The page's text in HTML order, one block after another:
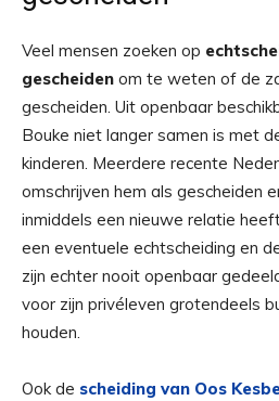
Veel mensen zoeken op
gescheiden om te weten of de
gescheiden. Uit openbaar
Bouke niet langer samen is met
kinderen. Meerdere recente
omschrijven hem als gescheiden
inmiddels een nieuwe relatie
een eventuele echtscheiding en
zijn echter nooit openbaar
voor zijn privéleven grotendeels
houden.
Ook de scheiding van Oos